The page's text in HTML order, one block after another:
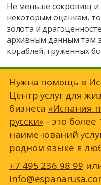
Не меньше сокровищ и
некоторым оценкам,
золота и
архивным данным там
кораблей, груженных
Нужна помощь в
Центр услуг для
бизнеса «Испания
русски» - это более
наименований
родном языке в
+7 495 236 98 99